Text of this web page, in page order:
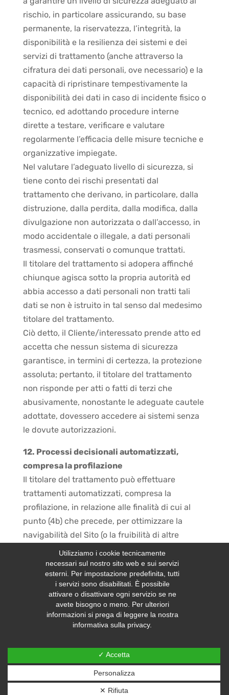
rischio, in particolare assicurando, su base
permanente, la riservatezza, l’integrità, la
disponibilità e la resilienza dei sistemi e dei
servizi di trattamento (anche attraverso la
cifratura dei dati personali, ove necessario) e la
capacità di ripristinare tempestivamente la
disponibilità dei dati in caso di incidente fisico o
tecnico, ed adottando procedure interne
dirette a testare, verificare e valutare
regolarmente l’efficacia delle misure tecniche e
organizzative impiegate.
Nel valutare l’adeguato livello di sicurezza, si
tiene conto dei rischi presentati dal
trattamento che derivano, in particolare, dalla
distruzione, dalla perdita, dalla modifica, dalla
divulgazione non autorizzata o dall’accesso, in
modo accidentale o illegale, a dati personali
trasmessi, conservati o comunque trattati.
Il titolare del trattamento si adopera affinché
chiunque agisca sotto la propria autorità ed
abbia accesso a dati personali non tratti tali
dati se non è istruito in tal senso dal medesimo
titolare del trattamento.
Ciò detto, il Cliente/interessato prende atto ed
accetta che nessun sistema di sicurezza
garantisce, in termini di certezza, la protezione
assoluta; pertanto, il titolare del trattamento
non risponde per atti o fatti di terzi che
abusivamente, nonostante le adeguate cautele
adottate, dovessero accedere ai sistemi senza
le dovute autorizzazioni.
12. Processi decisionali automatizzati,
compresa la profilazione
Il titolare del trattamento può effettuare
trattamenti automatizzati, compresa la
profilazione, in relazione alle finalità di cui al
punto (4b) che precede, per ottimizzare la
navigabilità del Sito (o la fruibilità di altre
applicazioni social o web del titolare del
trattamento) e per migliorare l’esperienza
d’acquisto, salvo quanto sopra specificato con
riguardo ai diritti di opposizione e revoca del
consenso da parte del Cliente/interessato.
Per profilazione s’intende qualsiasi forma di
trattamento automatizzato di dati personali
diretto a valutare determinati aspetti relativi a
una persona fisica, in particolare per analizzare
o prevedere aspetti riguardanti, ad esempio, le
preferenze personali, gli interessi o l’ubicazione
Utilizziamo i cookie tecnicamente
necessari sul nostro sito web e sui servizi
esterni. Per impostazione predefinita, tutti
i servizi sono disabilitati. È possibile
attivare o disattivare ogni servizio se ne
avete bisogno o meno. Per ulteriori
informazioni si prega di leggere la nostra
informativa sulla privacy.
✓ Accetta
Personalizza
✕ Rifiuta